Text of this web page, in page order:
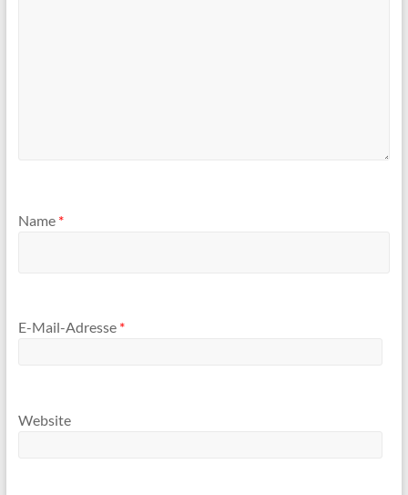
Name *
E-Mail-Adresse *
Website